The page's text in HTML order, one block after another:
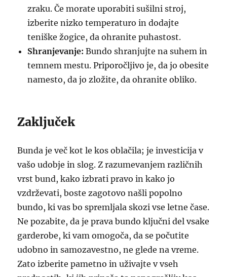
zraku. Če morate uporabiti sušilni stroj,
izberite nizko temperaturo in dodajte
teniške žogice, da ohranite puhastost.
Shranjevanje: Bundo shranjujte na suhem in
temnem mestu. Priporočljivo je, da jo obesite
namesto, da jo zložite, da ohranite obliko.
Zaključek
Bunda je več kot le kos oblačila; je investicija v
vašo udobje in slog. Z razumevanjem različnih
vrst bund, kako izbrati pravo in kako jo
vzdrževati, boste zagotovo našli popolno
bundo, ki vas bo spremljala skozi vse letne čase.
Ne pozabite, da je prava bundo ključni del vsake
garderobe, ki vam omogoča, da se počutite
udobno in samozavestno, ne glede na vreme.
Zato izberite pametno in uživajte v vseh